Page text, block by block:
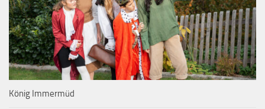
König Immermüd